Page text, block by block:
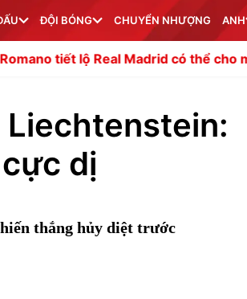
ĐỘI BÓNG CHUYỂN NHƯỢNG ANH
Real Madrid có thể cho mượn Endrick
dị
thắng hủy diệt trước